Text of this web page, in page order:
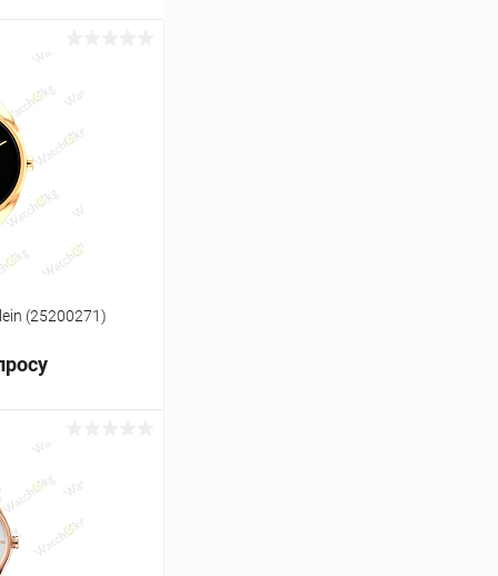
(25200271)
цену
Под заказ